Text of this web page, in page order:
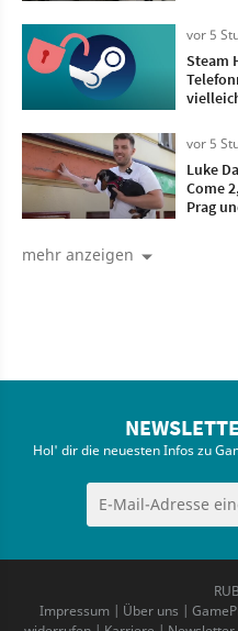
vor 5
Steam
vor 5
Luke
Come
Prag
mehr anzeigen
Hol' dir die neuesten Infos zu
Impressum| Über uns |